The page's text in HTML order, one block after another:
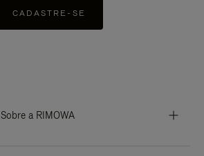
CADASTRE-SE
Sobre a RIMOWA